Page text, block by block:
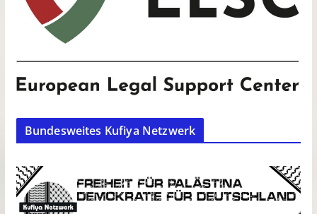
Bundesweites Kufiya Netzwerk